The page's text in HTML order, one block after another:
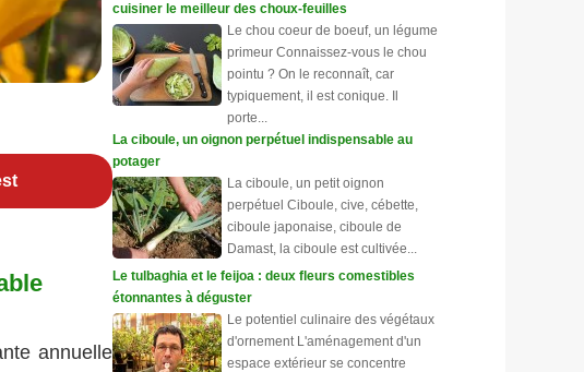
annuelle
cuisiner le meilleur des choux-feuilles
Le chou coeur de boeuf, un légume
primeur Connaissez-vous le chou
pointu ? On le reconnaît, car
typiquement, il est conique. Il
porte...
La ciboule, un oignon perpétuel indispensable au
potager
La ciboule, un petit oignon
perpétuel Ciboule, cive, cébette,
ciboule japonaise, ciboule de
Damast, la ciboule est cultivée...
Le tulbaghia et le feijoa : deux fleurs comestibles
étonnantes à déguster
Le potentiel culinaire des végétaux
d'ornement L'aménagement d'un
espace extérieur se concentre